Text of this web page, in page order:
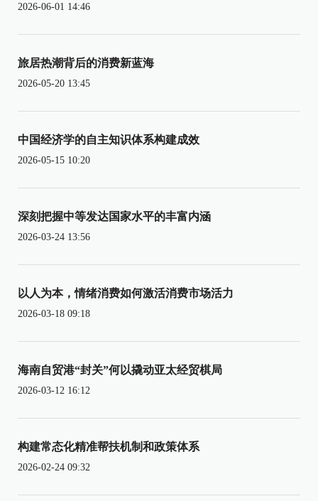
2026-06-01 14:46
旅居热潮背后的消费新蓝海
2026-05-20 13:45
中国经济学的自主知识体系构建成效
2026-05-15 10:20
深刻把握中等发达国家水平的丰富内涵
2026-03-24 13:56
以人为本，情绪消费如何激活消费市场活力
2026-03-18 09:18
海南自贸港“封关”何以撬动亚太经贸棋局
2026-03-12 16:12
构建常态化精准帮扶机制和政策体系
2026-02-24 09:32